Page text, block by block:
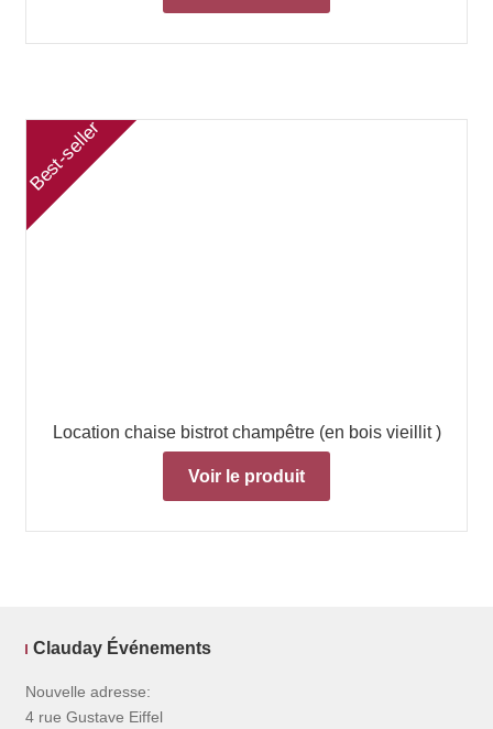
Best-seller
Location chaise bistrot champêtre (en bois vieillit )
Voir le produit
Best-seller
Clauday Événements
Nouvelle adresse:
4 rue Gustave Eiffel